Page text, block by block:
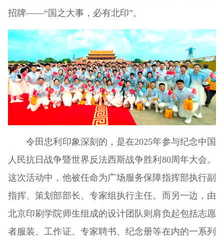
招牌——“国之大事，必有北印”。
令田忠利印象深刻的，是在2025年参与纪念中国
人民抗日战争暨世界反法西斯战争胜利80周年大会。
这次活动中，他被任命为广场服务保障指挥部执行副
指挥、策划部部长、专家组执行主任。而另一边，由
北京印刷学院师生组成的设计团队则肩负起包括志愿
者服装、工作证、专家聘书、纪念册等在内的一系列